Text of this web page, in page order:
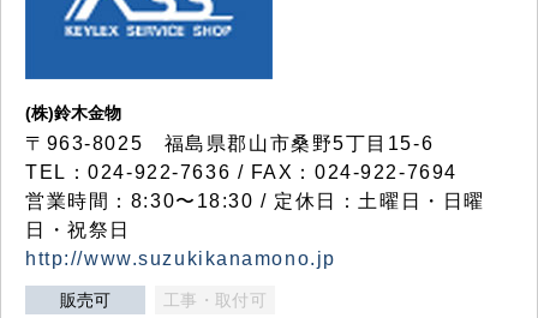
(株)鈴木金物
〒963-8025 福島県郡山市桑野5丁目15-6
TEL：024-922-7636 / FAX：024-922-7694
営業時間：8:30〜18:30 / 定休日：土曜日・日曜
日・祝祭日
http://www.suzukikanamono.jp
販売可 工事・取付可